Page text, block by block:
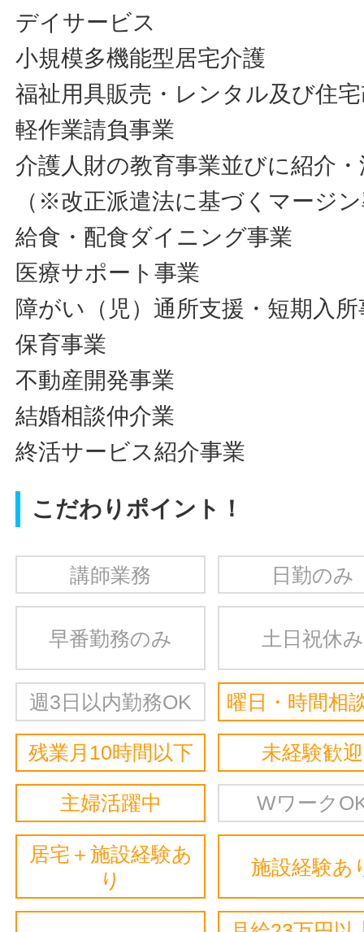
デイサービス
小規模多機能型居宅介護
福祉用具販売・レンタル及び住
軽作業請負事業
介護人財の教育事業並びに紹介
（※改正派遣法に基づくマージ
給食・配食ダイニング事業
医療サポート事業
障がい（児）通所支援・短期入所
保育事業
不動産開発事業
結婚相談仲介業
終活サービス紹介事業
こだわりポイント！
講師業務 日勤のみ
早番勤務のみ 土日祝休み
週3日以内勤務OK 曜日・時間相
残業月10時間以下 未経験歓迎
主婦活躍中 Wワーク
居宅＋施設経験あ
り
施設経験あ